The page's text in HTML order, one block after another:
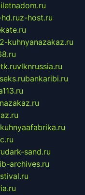
z-host.ru
kuhnyanazakaz.ru
vlknrussia.ru
bankaribi.ru
dark-sand.ru
archives.ru